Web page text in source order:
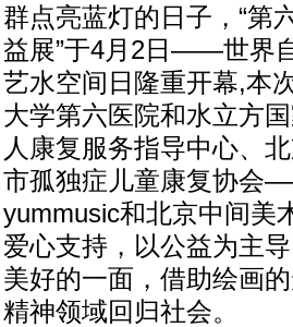
群点亮蓝灯的日子，“
益展”于4月2日——世界
艺水空间日隆重开幕,本
大学第六医院和水立方
人康复服务指导中心、
市孤独症儿童康复协会
yummusic和北京中间美
爱心支持，以公益为主
美好的一面，借助绘画
精神领域回归社会。